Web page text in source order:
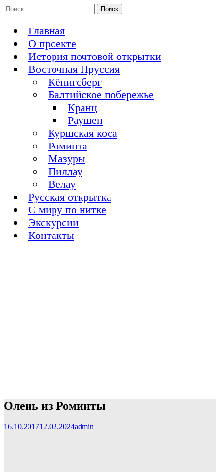
Перейти
к
История Восточной Пруссии в почтовых открытках и не
Поиск:
Главная
О проекте
История почтовой открытки
Восточная Пруссия
Кёнигсберг
Балтийское побережье
Кранц
Раушен
Куршская коса
Роминта
Мазуры
Пиллау
Велау
Русская открытка
С миру по нитке
Экскурсии
Контакты
Олень из Роминты
16.10.201712.02.2024admin